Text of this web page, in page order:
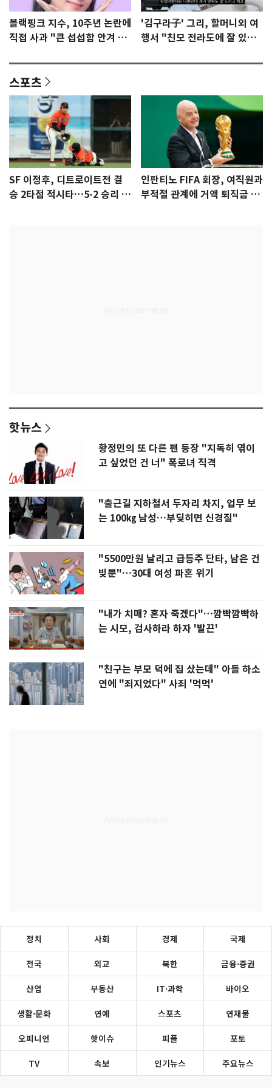
블랙핑크 지수, 10주년 논란에
직접 사과 "큰 섭섭함 안겨 미
'김구라子' 그리, 할머니외 여
행서 "친모 전라도에 잘 있
스포츠
SF 이정후, 디트로이트전 결
승 2타점 적시타…5-2 승리 견
인판티노 FIFA 회장, 여직원과
부적절 관계에 거액 퇴직금 지
핫뉴스
황정민의 또 다른 팬 등장 "지독히 엮이
고 싶었던 건 너" 폭로녀 직격
"출근길 지하철서 두자리 차지, 업무 보
는 100㎏ 남성…부딪히면 신경질"
"5500만원 날리고 급등주 단타, 남은 건
빚뿐"…30대 여성 파혼 위기
"내가 치매? 혼자 죽겠다"…깜빡깜빡하
는 시모, 검사하라 하자 '발끈'
"친구는 부모 덕에 집 샀는데" 아들 하소
연에 "죄지었다" 사죄 '먹먹'
정치 사회 경제 국제
전국 외교 북한 금융·증권
산업 부동산 IT·과학 바이오
생활·문화 연예 스포츠 연재물
오피니언 핫이슈 피플 포토
TV 속보 인기뉴스 주요뉴스